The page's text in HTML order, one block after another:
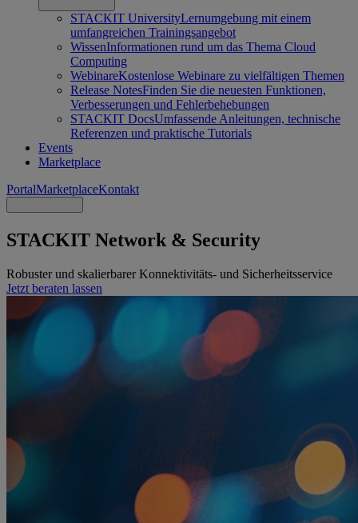
STACKIT UniversityLernumgebung mit einem
umfangreichen Trainingsangebot
WissenInformationen rund um das Thema Cloud
Computing
WebinareKostenlose Webinare zu vielfältigen Themen
Release NotesFinden Sie die neuesten Funktionen,
Verbesserungen und Fehlerbehebungen
STACKIT DocsUmfassende Anleitungen, technische
Referenzen und praktische Tutorials
Events
Marketplace
PortalMarketplaceKontakt
STACKIT Network & Security
Robuster und skalierbarer Konnektivitäts- und Sicherheitsservice
Jetzt beraten lassen